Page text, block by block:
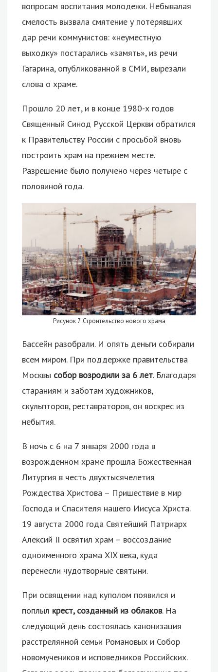
вопросам воспитания молодежи. Небывалая
смелость вызвала смятение у потерявших
дар речи коммунистов: «неуместную
выходку» постарались «замять», из речи
Гагарина, опубликованной в СМИ, вырезали
слова о храме.
Прошло 20 лет, и в конце 1980-х годов
Священный Синод Русской Церкви обратился
к Правительству России с просьбой вновь
построить храм на прежнем месте.
Разрешение было получено через четыре с
половиной года.
Рисунок 7. Строительство нового храма
Бассейн разобрали. И опять деньги собирали
всем миром. При поддержке правительства
Москвы собор возродили за 6 лет. Благодаря
стараниям и заботам художников,
скульпторов, реставраторов, он воскрес из
небытия.
В ночь с 6 на 7 января 2000 года в
возрожденном храме прошла Божественная
Литургия в честь двухтысячелетия
Рождества Христова – Пришествие в мир
Господа и Спасителя нашего Иисуса Христа.
19 августа 2000 года Святейший Патриарх
Алексий II освятил храм – воссоздание
одноименного храма XIX века, куда
перенесли чудотворные святыни.
При освящении над куполом появился и
поплыл крест, созданный из облаков. На
следующий день состоялась канонизация
расстрелянной семьи Романовых и Собор
новомучеников и исповедников Российских.